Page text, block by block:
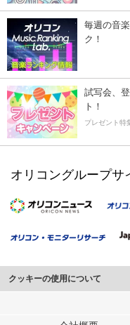
毎週の音
ク！
試写会、
ト！
プレゼント特
オリコングループサ
クッキーの使用について
このサイトでは Cookie を使用